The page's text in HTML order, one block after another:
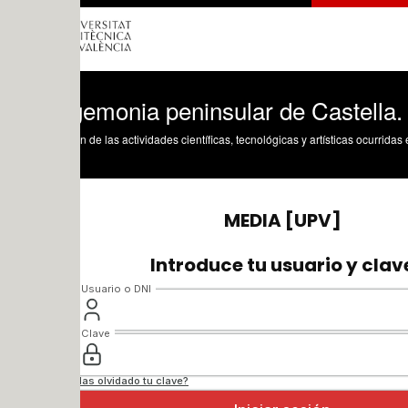
peninsular de Castella.
de las actividades científicas, tecnológicas y artísticas ocurridas en los tres